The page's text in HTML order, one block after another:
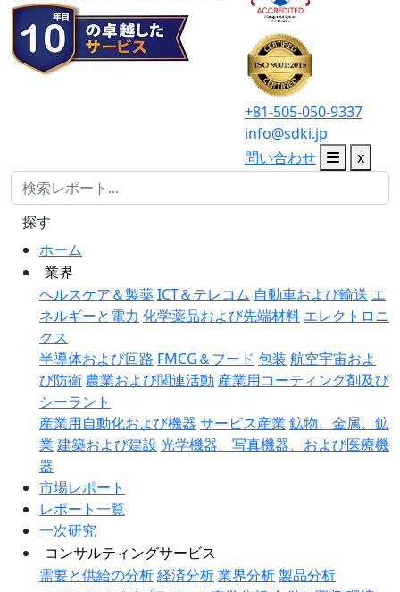
+81-505-050-9337
info@sdki.jp
問い合わせ
x
ホーム
業界
ヘルスケア＆製薬ICT＆テレコム 自動車および輸送 エ
ネルギーと電力 化学薬品および先端材料 エレクトロニ
クス
半導体および回路 FMCG＆フード 包装 航空宇宙およ
び防衛 農業および関連活動 産業用コーティング剤及び
シーラント
産業用自動化および機器 サービス産業 鉱物、金属、鉱
業 建築および建設 光学機器、写真機器、および医療機
器
市場レポート
レポート一覧
一次研究
コンサルティングサービス
需要と供給の分析経済分析業界分析製品分析
探す